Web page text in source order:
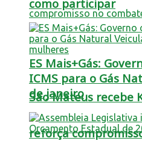
São Mateus recebe
reforça
como participar
ES Mais+Gás:
ICMS para o Gás
de janeiro